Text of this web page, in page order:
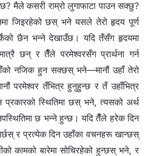
मैले कसरी राम्रो लुगाफाटा पाउन सक्छु?
जिइरहेको छस् भने यसले तेरो हृदय पूर्ण
छैन भन्‍ने देखाउँछ। यदि तँसँग हृदयमा
छन् र तैँले परमेश्‍वरसँग प्रार्थना गर्न
नजिक हुन सक्छस् भने—मानौं उहाँ तेरो
परमेश्‍वर तँभित्र हुनुहुन्छ र तँ उहाँभित्र
स्थितिमा छस् भने, त्यसको अर्थ
छ भन्‍ने हुन्छ। यदि तैँले हरेक दिन
गर्छस् र प्रत्येक दिन उहाँका वचनहरू खान्छस्
कामको बारेमा सोचिरहेको हुन्छस् भने, र